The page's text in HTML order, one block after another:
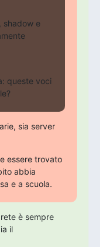
shadow e
queste voci
sia server
essere trovato
abbia
e a scuola.
è sempre
il